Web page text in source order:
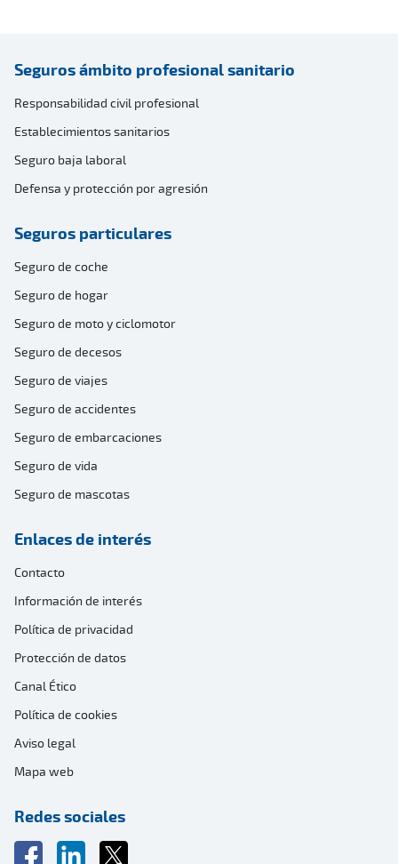
Seguros ámbito profesional sanitario
Responsabilidad civil profesional
Establecimientos sanitarios
Seguro baja laboral
Defensa y protección por agresión
Seguros particulares
Seguro de coche
Seguro de hogar
Seguro de moto y ciclomotor
Seguro de decesos
Seguro de viajes
Seguro de accidentes
Seguro de embarcaciones
Seguro de vida
Seguro de mascotas
Enlaces de interés
Contacto
Información de interés
Política de privacidad
Protección de datos
Canal Ético
Política de cookies
Aviso legal
Mapa web
Redes sociales